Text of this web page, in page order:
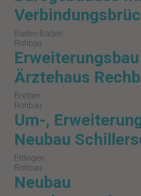
Baden-Baden
Rohbau
Erweiterungsbau
Ärztehaus
Bretten
Rohbau
Um-,
Neubau
Ettlingen
Rohbau
Neubau